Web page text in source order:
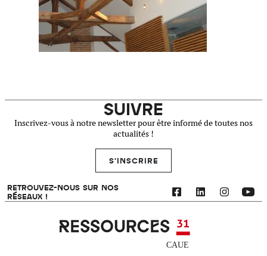
SUIVRE
Inscrivez-vous à notre newsletter pour être informé de toutes nos
actualités !
S'INSCRIRE
RETROUVEZ-NOUS SUR NOS
RÉSEAUX !
Ressources 31